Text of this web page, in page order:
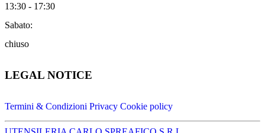
13:30 - 17:30
Sabato:
chiuso
LEGAL NOTICE
Termini & Condizioni Privacy Cookie policy